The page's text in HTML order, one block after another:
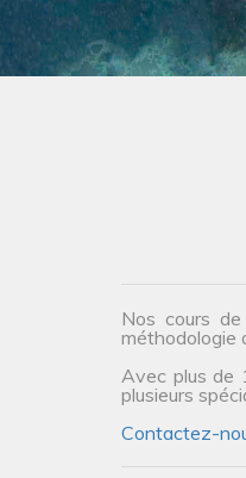
Nos cours
méthodologie
Avec plus de
plusieurs
Contactez-